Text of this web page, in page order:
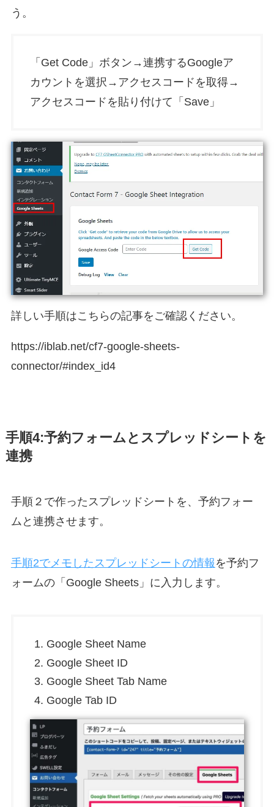
う。
「Get Code」ボタン→連携するGoogleア
カウントを選択→アクセスコードを取得→
アクセスコードを貼り付けて「Save」
詳しい手順はこちらの記事をご確認ください。
https://iblab.net/cf7-google-sheets-
connector/#index_id4
手順4:予約フォームとスプレッドシートを
連携
手順２で作ったスプレッドシートを、予約フォー
ムと連携させます。
手順2でメモしたスプレッドシートの情報 を予約フ
ォームの「Google Sheets」に入力します。
Google Sheet Name
Google Sheet ID
Google Sheet Tab Name
Google Tab ID